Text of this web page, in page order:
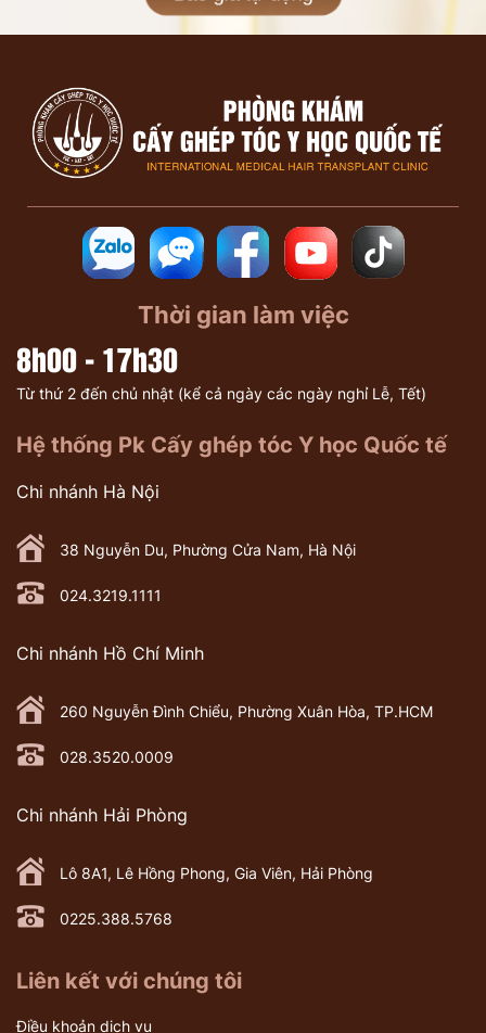
Thời gian làm việc
8h00 - 17h30
Từ thứ 2 đến chủ nhật (kể cả ngày các ngày nghỉ Lễ, Tết)
Hệ thống Pk Cấy ghép tóc Y học Quốc tế
Chi nhánh Hà Nội
38 Nguyễn Du, Phường Cửa Nam, Hà Nội
024.3219.1111
Chi nhánh Hồ Chí Minh
260 Nguyễn Đình Chiểu, Phường Xuân Hòa, TP.HCM
028.3520.0009
Chi nhánh Hải Phòng
Lô 8A1, Lê Hồng Phong, Gia Viên, Hải Phòng
0225.388.5768
Liên kết với chúng tôi
Điều khoản dịch vụ